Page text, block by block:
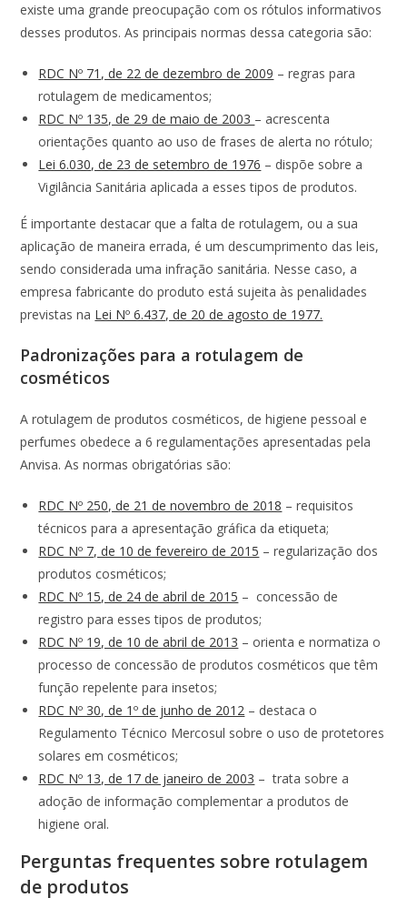
existe uma grande preocupação com os rótulos informativos
desses produtos. As principais normas dessa categoria são:
RDC Nº 71, de 22 de dezembro de 2009 – regras para
rotulagem de medicamentos;
RDC Nº 135, de 29 de maio de 2003 – acrescenta
orientações quanto ao uso de frases de alerta no rótulo;
Lei 6.030, de 23 de setembro de 1976 – dispõe sobre a
Vigilância Sanitária aplicada a esses tipos de produtos.
É importante destacar que a falta de rotulagem, ou a sua
aplicação de maneira errada, é um descumprimento das leis,
sendo considerada uma infração sanitária. Nesse caso, a
empresa fabricante do produto está sujeita às penalidades
previstas na Lei Nº 6.437, de 20 de agosto de 1977.
Padronizações para a rotulagem de
cosméticos
A rotulagem de produtos cosméticos, de higiene pessoal e
perfumes obedece a 6 regulamentações apresentadas pela
Anvisa. As normas obrigatórias são:
RDC Nº 250, de 21 de novembro de 2018 – requisitos
técnicos para a apresentação gráfica da etiqueta;
RDC Nº 7, de 10 de fevereiro de 2015 – regularização dos
produtos cosméticos;
RDC Nº 15, de 24 de abril de 2015 – concessão de
registro para esses tipos de produtos;
RDC Nº 19, de 10 de abril de 2013 – orienta e normatiza o
processo de concessão de produtos cosméticos que têm
função repelente para insetos;
RDC Nº 30, de 1º de junho de 2012 – destaca o
Regulamento Técnico Mercosul sobre o uso de protetores
solares em cosméticos;
RDC Nº 13, de 17 de janeiro de 2003 – trata sobre a
adoção de informação complementar a produtos de
higiene oral.
Perguntas frequentes sobre rotulagem
de produtos